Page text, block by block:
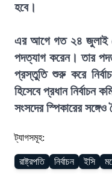
হবে।
এর আগে গত ২৪ জুলাই
পদত্যাগ করেন। তার
প্রস্তুতি শুরু করে
হিসেবে প্রধান নির্বাচন
সংসদের স্পিকারের
ট্যাগসমূহ:
রাষ্ট্রপতি নির্বাচন ইসি